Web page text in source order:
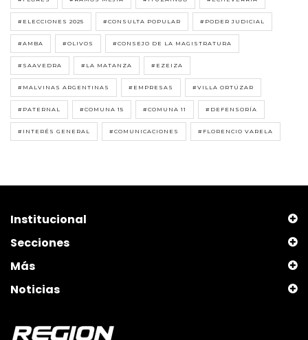
#ELECCIONES 2025 #CONSULTA POPULAR #PODER JUDICIAL
#AMBA #OLIVOS #CONSEJO DE LA MAGISTRATURA
#SAAVEDRA #LA MATANZA #EZEIZA
#MALVINAS ARGENTINAS #EMPRESAS #VILLA ORTÚZAR
#PATERNAL #COMUNA 15 #COMUNA 11 #DEFENSORÍA
#INTERÉS GENERAL #COMUNICACIONES #FLORENCIO VARELA
Institucional
Secciones
Más
Noticias